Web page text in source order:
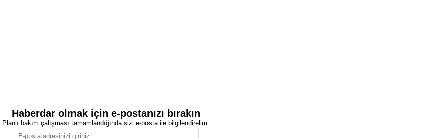
Haberdar olmak için e-postanızı bırakın
Planlı bakım çalışması tamamlandığında sizi e-posta ile bilgilendirelim.